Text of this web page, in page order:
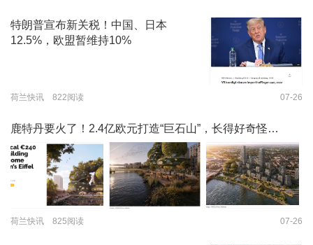
特朗普宣布新关税！中国、日本
12.5%，欧盟暂维持10%
荷兰快讯 822阅读 07-26
鹿特丹要火了！2.4亿欧元打造“巨石山”，长得好奇怪…
荷兰快讯 825阅读 07-26